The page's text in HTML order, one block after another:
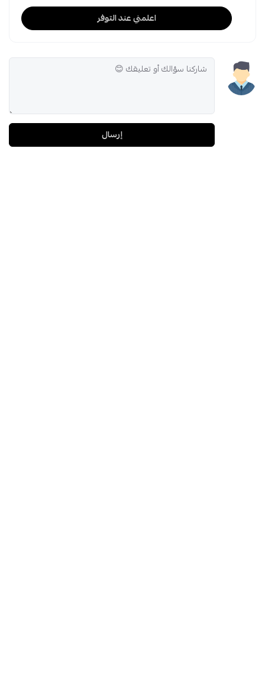
اعلمني عند التوفر
إرسال